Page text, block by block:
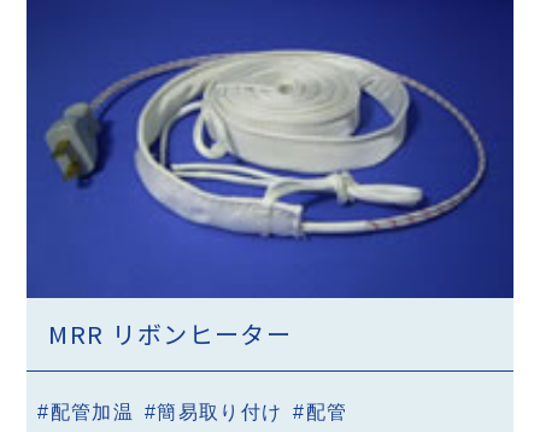
MRR リボンヒーター
#配管加温 #簡易取り付け #配管